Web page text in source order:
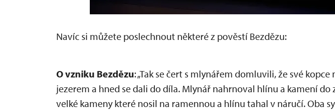
Navíc si můžete poslechnout některé z pověstí Bezdězu:
O vzniku Bezdězu: „Tak se čert s mlynářem domluvili, že své kopce
jezerem a hned se dali do díla. Mlynář nahrnoval hlínu a kamení do
velké kameny které nosil na ramennou a hlínu tahal v náručí. Oba